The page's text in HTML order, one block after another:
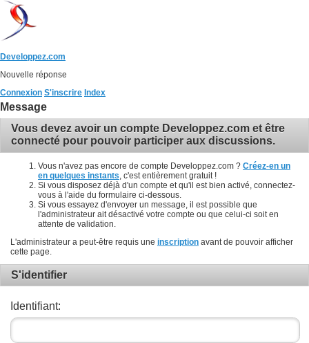
Developpez.com
Nouvelle réponse
Connexion S'inscrire Index
Message
Vous devez avoir un compte Developpez.com et être
connecté pour pouvoir participer aux discussions.
Vous n'avez pas encore de compte Developpez.com ? Créez-en un
en quelques instants , c'est entièrement gratuit !
Si vous disposez déjà d'un compte et qu'il est bien activé, connectez-
vous à l'aide du formulaire ci-dessous.
Si vous essayez d'envoyer un message, il est possible que
l'administrateur ait désactivé votre compte ou que celui-ci soit en
attente de validation.
L'administrateur a peut-être requis une inscription avant de pouvoir afficher
cette page.
S'identifier
Identifiant: